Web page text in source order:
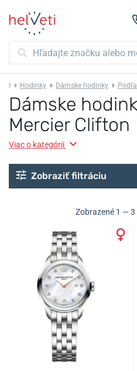
Hodinky Dámske hodinky
Dámske
Mercier Clifton
Viac o kategórii
Zobraziť filtráciu
Zobrazené 1 — 3